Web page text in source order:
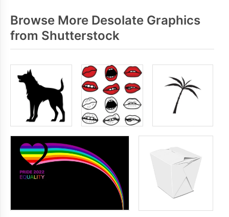
Browse More Desolate Graphics
from Shutterstock